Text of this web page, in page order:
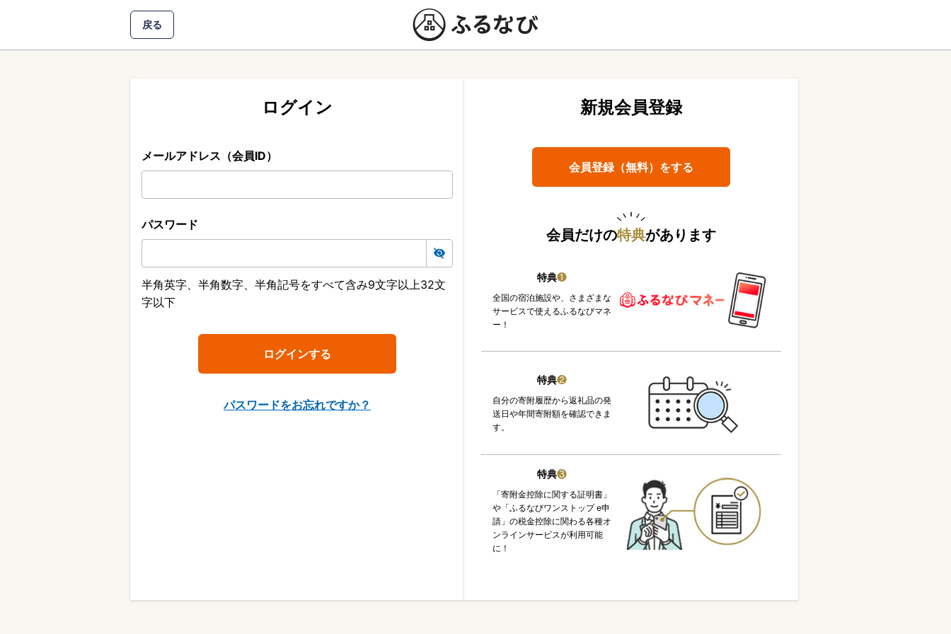
戻る
ログイン
メールアドレス（会員ID）
パスワード
半角英字、半角数字、半角記号をすべて含み9文字以上32文
字以下
パスワードをお忘れですか？
新規会員登録
会員登録（無料）をする
会員だけの特典があります
特典❶
全国の宿泊施設や、さまざまな
サービスで使えるふるなびマネ
ー！
特典❷
自分の寄附履歴から返礼品の発
送日や年間寄附額を確認できま
す。
特典❸
「寄附金控除に関する証明書」
や「ふるなびワンストップ e申
請」の税金控除に関わる各種オ
ンラインサービスが利用可能
に！